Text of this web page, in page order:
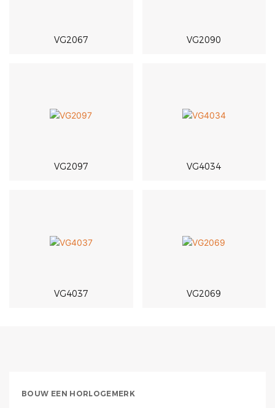
VG2067 VG2090
VG2097 VG4034
VG4037 VG2069
BOUW EEN HORLOGEMERK